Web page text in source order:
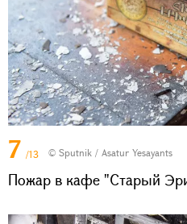
7 /13 © Sputnik / Asatur Yesayants
Пожар в кафе "Старый